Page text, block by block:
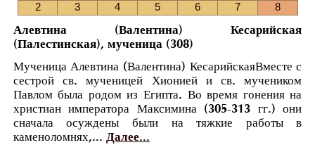
2
3 4 5 6 7 8
Алевтина (Валентина) Кесарийская
(Палестинская), мученица (308)
Мученица Алевтина (Валентина) КесарийскаяВместе с
сестрой св. мученицей Хионией и св. мучеником
Павлом была родом из Египта. Во время гонения на
христиан императора Максимина (305-313 гг.) они
сначала осуждены были на тяжкие работы в
каменоломнях,... Далее...